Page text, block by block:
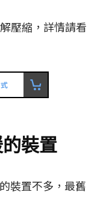
壓縮，詳情請看
裝置
裝置不多，最舊